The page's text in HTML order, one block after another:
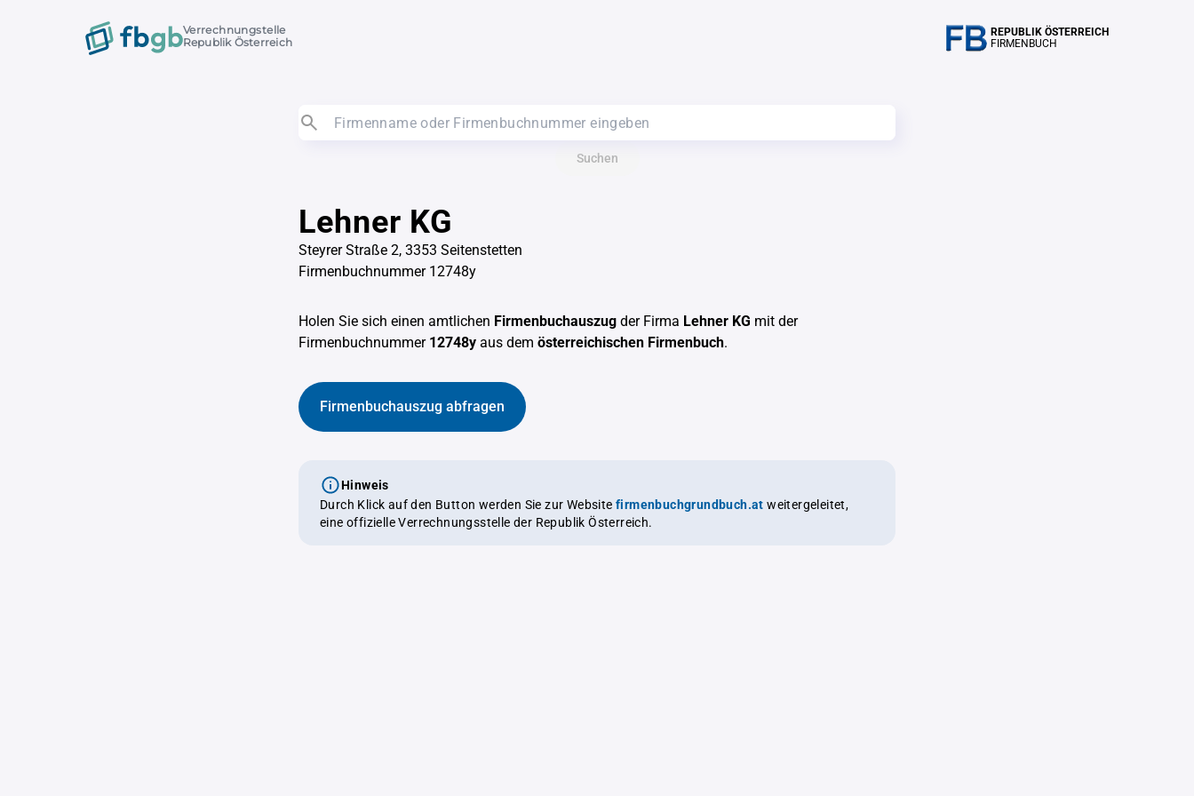
Verrechnungstelle
Republik Österreich
REPUBLIK ÖSTERREICH
FIRMENBUCH
Suchen
Lehner KG
Steyrer Straße 2, 3353 Seitenstetten
Firmenbuchnummer 12748y
Holen Sie sich einen amtlichen Firmenbuchauszug der Firma Lehner KG mit der
Firmenbuchnummer 12748y aus dem österreichischen Firmenbuch.
Firmenbuchauszug abfragen
Hinweis
Durch Klick auf den Button werden Sie zur Website firmenbuchgrundbuch.at weitergeleitet,
eine offizielle Verrechnungsstelle der Republik Österreich.